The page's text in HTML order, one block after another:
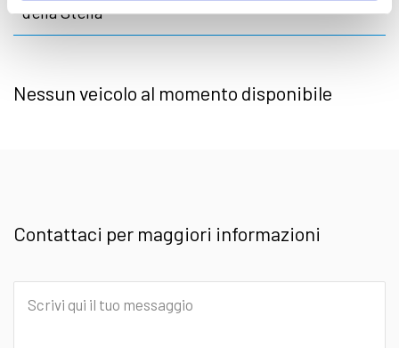
della Stella
Nessun veicolo al momento disponibile
Contattaci per maggiori informazioni
Scrivi